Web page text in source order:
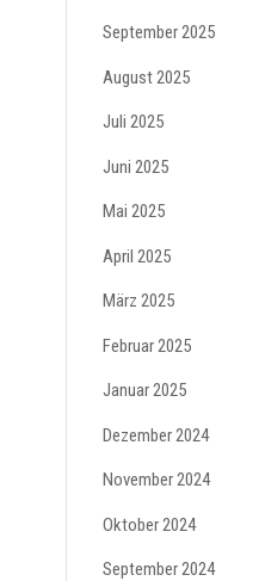
September 2025
August 2025
Juli 2025
Juni 2025
Mai 2025
April 2025
März 2025
Februar 2025
Januar 2025
Dezember 2024
November 2024
Oktober 2024
September 2024